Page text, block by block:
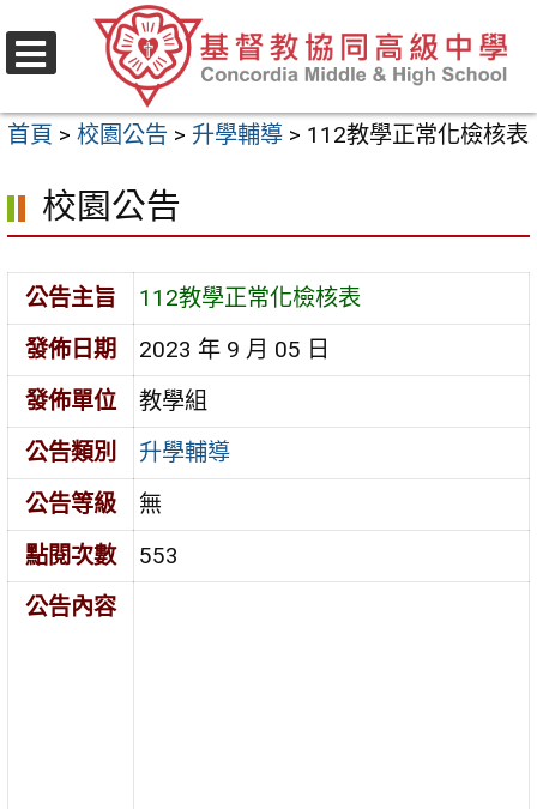
至
要
容
首頁 > 校園公告 > 升學輔導 > 112教學正常化檢核表
校園公告
公告主旨
112教學正常化檢核表
發佈日期
2023 年 9 月 05 日
發佈單位
教學組
公告類別
升學輔導
公告等級
無
點閱次數
553
公告內容
選
單